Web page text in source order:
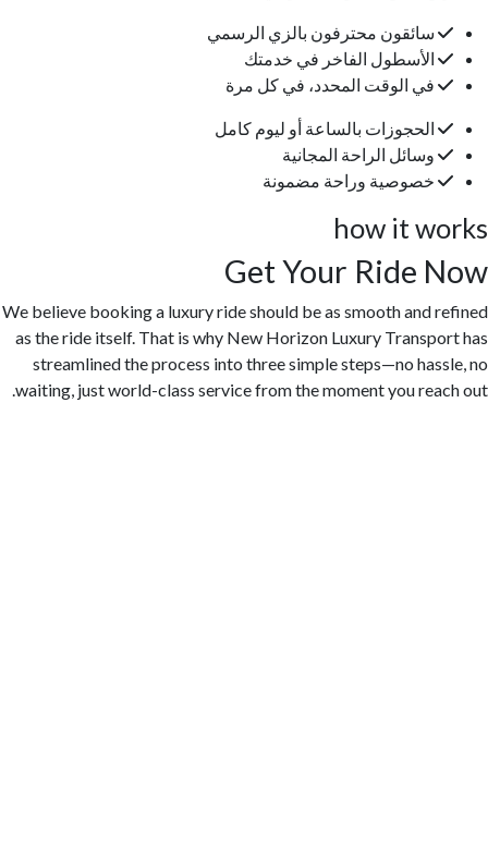
سائقون محترفون بالزي الرسمي
الأسطول الفاخر في خدمتك
في الوقت المحدد، في كل مرة
الحجوزات بالساعة أو ليوم كامل
وسائل الراحة المجانية
خصوصية وراحة مضمونة
how it works
Get Your Ride Now
We believe booking a luxury ride should be as smooth and refined
as the ride itself. That is why New Horizon Luxury Transport has
streamlined the process into three simple steps—no hassle, no
waiting, just world-class service from the moment you reach out.